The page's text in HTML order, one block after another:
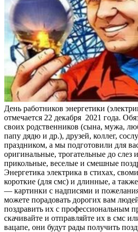
День работников энергетики
отмечается 22 декабря 2021 года.
своих родственников (сына, мужа,
папу дядю и др.), друзей, коллег,
праздником, а мы подготовили для
оригинальные, трогательные до слез
прикольные, веселые и смешные
Энергетика электрика в стихах,
короткие (для смс) и длинные, а
— картинки с надписями и
можете порадовать дорогих вам
поздравить их с профессиональным
скачивайте и отправляйте их в смс
вацапе, они будут рады получить